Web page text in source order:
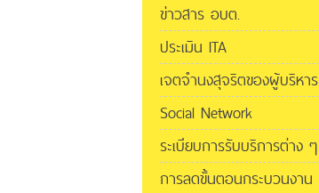
ข่าวสาร อบต.
ประเมิน ITA
เจตจำนงสุจริตของผู้บริหาร
Social Network
ระเบียบการรับบริการต่าง ๆ
การลดขั้นตอนกระบวนงาน